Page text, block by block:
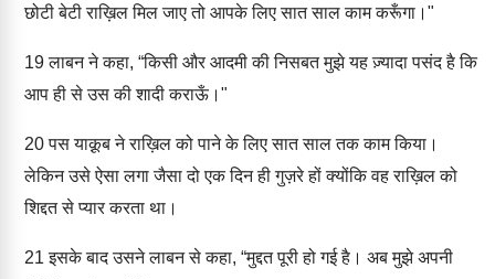
छोटी बेटी राख़िल मिल जाए तो आपके लिए सात साल काम करूँगा।"
19लाबन ने कहा, “किसी और आदमी की निसबत मुझे यह ज़्यादा पसंद है कि
आप ही से उस की शादी कराऊँ।"
20पस याक़ूब ने राख़िल को पाने के लिए सात साल तक काम किया।
लेकिन उसे ऐसा लगा जैसा दो एक दिन ही गुज़रे हों क्योंकि वह राख़िल को
शिद्दत से प्यार करता था।
21 इसके बाद उसने लाबन से कहा, “मुद्दत पूरी हो गई है। अब मुझे अपनी